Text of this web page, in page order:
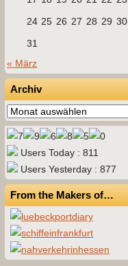
24 25 26 27 28 29 30
31
« März
Archiv
Archiv
Users Today : 811
Users Yesterday : 877
From the Makers of…